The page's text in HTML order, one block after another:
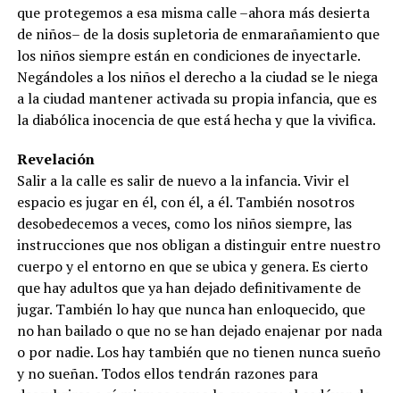
que protegemos a esa misma calle –ahora más desierta
de niños– de la dosis supletoria de enmarañamiento que
los niños siempre están en condiciones de inyectarle.
Negándoles a los niños el derecho a la ciudad se le niega
a la ciudad mantener activada su propia infancia, que es
la diabólica inocencia de que está hecha y que la vivifica.
Revelación
Salir a la calle es salir de nuevo a la infancia. Vivir el
espacio es jugar en él, con él, a él. También nosotros
desobedecemos a veces, como los niños siempre, las
instrucciones que nos obligan a distinguir entre nuestro
cuerpo y el entorno en que se ubica y genera. Es cierto
que hay adultos que ya han dejado definitivamente de
jugar. También lo hay que nunca han enloquecido, que
no han bailado o que no se han dejado enajenar por nada
o por nadie. Los hay también que no tienen nunca sueño
y no sueñan. Todos ellos tendrán razones para